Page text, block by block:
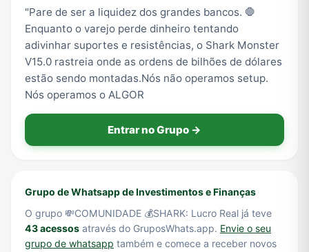
Vídeos
"Pare de ser a liquidez dos grandes bancos. 🛑
Enquanto o varejo perde dinheiro tentando
adivinhar suportes e resistências, o Shark Monster
V15.0 rastreia onde as ordens de bilhões de dólares
estão sendo montadas.Nós não operamos setup.
Nós operamos o ALGOR
Entrar no Grupo →
Grupo de Whatsapp de Investimentos e Finanças
O grupo 💸COMUNIDADE 💰SHARK: Lucro Real já teve
43 acessos através do GruposWhats.app. Envie o seu
grupo de whatsapp também e comece a receber novos